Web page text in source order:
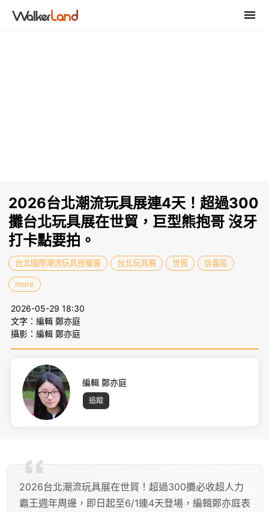
2026台北潮流玩具展連4天！超過300
攤台北玩具展在世貿，巨型熊抱哥 沒牙
打卡點要拍。
台北國際潮流玩具授權展 台北玩具展 世貿 信義區
more
2026-05-29 18:30
文字：編輯 鄭亦庭
攝影：編輯 鄭亦庭
編輯 鄭亦庭
追蹤
2026台北潮流玩具展在世貿！超過300攤必收超人力
霸王週年周邊，即日起至6/1連4天登場，編輯鄭亦庭表